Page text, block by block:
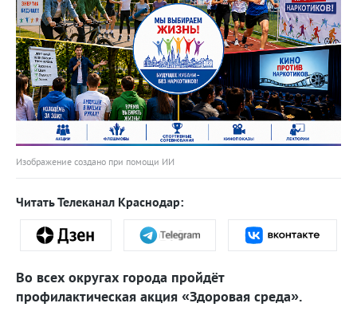
Изображение создано при помощи ИИ
Читать Телеканал Краснодар:
Во всех округах города пройдёт
профилактическая акция «Здоровая среда».